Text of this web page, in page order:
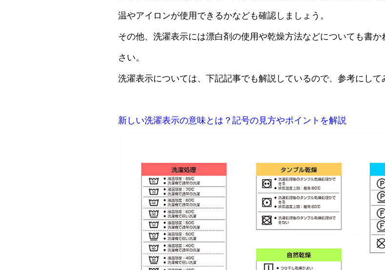
温やアイロンが使用できるかなども確認しましょう。
その他、洗濯表示には漂白剤の使用や乾燥方法などについても書
さい。
洗濯表示については、下記記事でも解説しているので、参考にして
新しい洗濯表示の意味とは？記号の見方やポイントを解説